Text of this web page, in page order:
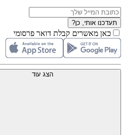
תעדכנו אותי, כן?
כאן מאשרים קבלת דואר פרסומי
הצג עוד